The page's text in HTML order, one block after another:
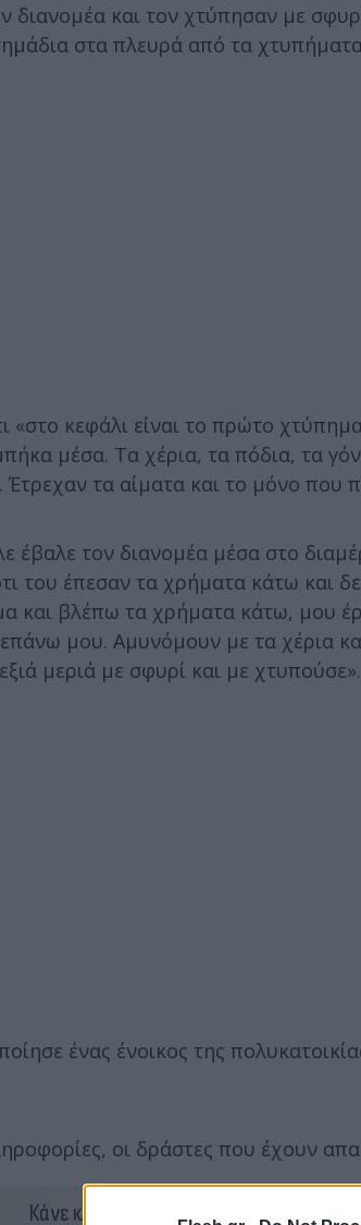
διανομέα και τον χτύπησαν με
στα πλευρά από τα
«στο κεφάλι είναι το πρώτο
μέσα. Τα χέρια, τα πόδια, τα
τα αίματα και το μόνο
έβαλε τον διανομέα μέσα στο
του έπεσαν τα χρήματα κάτω και
και βλέπω τα χρήματα κάτω, μου
μου. Αμυνόμουν με τα χέρια
μεριά με σφυρί και με χτυπούσε».
ένας ένοικος της
οι δράστες που έχουν
Κάνε κλικ και δες περισσότερο Flash.gr